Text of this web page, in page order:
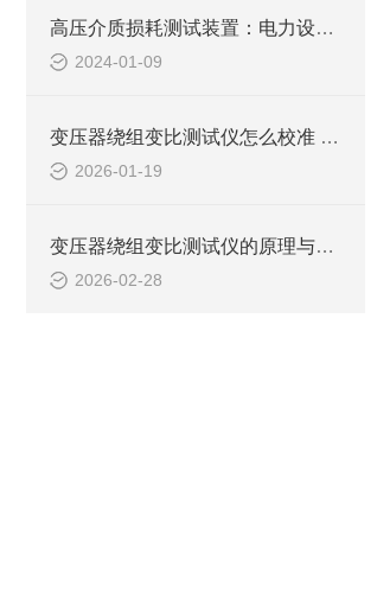
高压介质损耗测试装置：电力设备绝缘检测的关键工具
2024-01-09
变压器绕组变比测试仪怎么校准 实验室与现场校准方法
2026-01-19
变压器绕组变比测试仪的原理与实操应用要点
2026-02-28